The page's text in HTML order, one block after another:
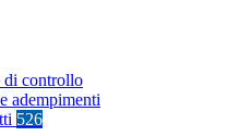
di controllo
adempimenti
526